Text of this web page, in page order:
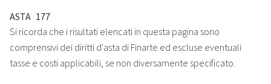
ASTA 177
Si ricorda che i risultati elencati in questa pagina sono
comprensivi dei diritti d'asta di Finarte ed escluse eventuali
tasse e costi applicabili, se non diversamente specificato.